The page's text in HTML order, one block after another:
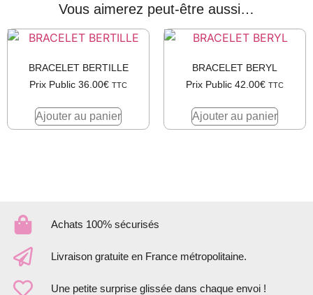
Vous aimerez peut-être aussi…
BRACELET BERTILLE
Prix Public 36.00€ TTC
Ajouter au panier
BRACELET BERYL
Prix Public 42.00€ TTC
Ajouter au panier
Achats 100% sécurisés
Livraison gratuite en France métropolitaine.
Une petite surprise glissée dans chaque envoi !